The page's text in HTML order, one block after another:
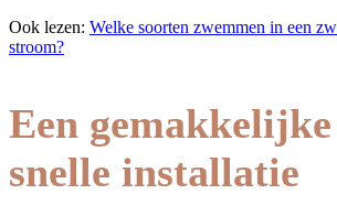
Ook lezen: Welke soorten zwemmen in een
stroom?
Een
snelle installatie